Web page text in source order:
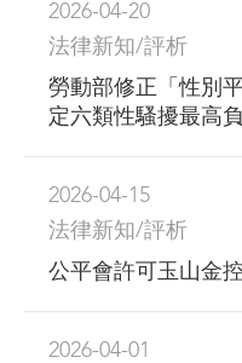
2026-04-20
法律新知/評析
勞動部修正「性別
定六類性騷擾最高
2026-04-15
法律新知/評析
公平會許可玉山金
2026-04-01